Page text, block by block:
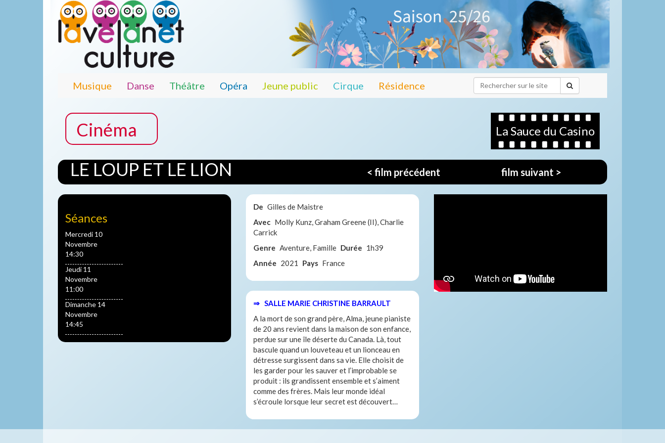
Musique Danse Théâtre Opéra Jeune public Cirque Résidence
Cinéma La Sauce du Casino
LE LOUP ET LE LION < film précédent film suivant >
Séances
Mercredi 10
Novembre
14:30
Jeudi 11
Novembre
11:00
Dimanche 14
Novembre
14:45
De Gilles de Maistre
Avec Molly Kunz, Graham Greene (II), Charlie
Carrick
Genre Aventure, Famille Durée 1h39
Année 2021 Pays France
⇒ SALLE MARIE CHRISTINE BARRAULT
A la mort de son grand père, Alma, jeune pianiste
de 20 ans revient dans la maison de son enfance,
perdue sur une île déserte du Canada. Là, tout
bascule quand un louveteau et un lionceau en
détresse surgissent dans sa vie. Elle choisit de
les garder pour les sauver et l’improbable se
produit : ils grandissent ensemble et s’aiment
comme des frères. Mais leur monde idéal
s’écroule lorsque leur secret est découvert…